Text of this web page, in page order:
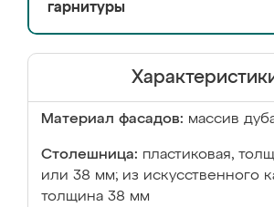
гарнитуры
Материал фасадов: массив
Столешница: пластиковая,
или 38 мм; из искусственного
толщина 38 мм